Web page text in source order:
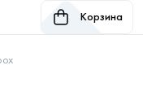
Корзина